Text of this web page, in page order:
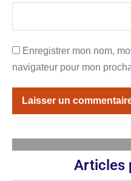
Enregistrer mon nom,
navigateur pour mon
Articles